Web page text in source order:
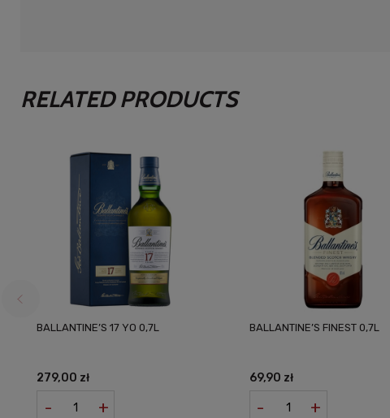
RELATED PRODUCTS
BALLANTINE’S 17 YO 0,7L
279,00 zł
- +
BALLANTINE’S FINEST 0,7L
69,90 zł
- +